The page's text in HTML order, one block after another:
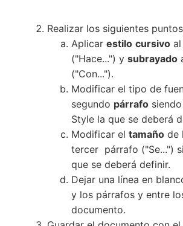
Realizar los siguientes
Aplicar estilo cursivo
("Hace...") y subrayado
("Con...").
Modificar el tipo de
segundo párrafo
Style la que se deberá
Modificar el tamaño de
tercer párrafo ("Se...")
que se deberá definir.
Dejar una línea en
y los párrafos y entre
documento.